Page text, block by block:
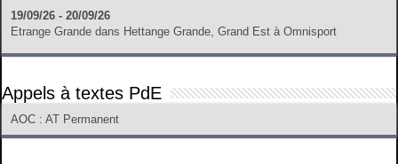
19/09/26 - 20/09/26
Etrange Grande dans Hettange Grande, Grand Est à Omnisport
Appels à textes PdE
AOC : AT Permanent